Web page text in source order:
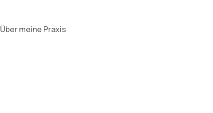
Über meine Praxis